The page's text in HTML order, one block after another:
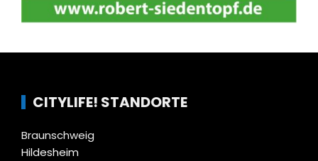
CITYLIFE! STANDORTE
Braunschweig
Hildesheim